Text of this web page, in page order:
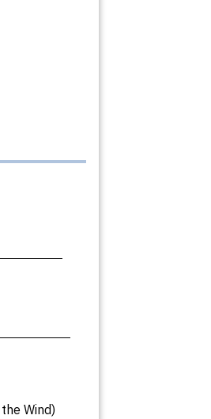
Wind)